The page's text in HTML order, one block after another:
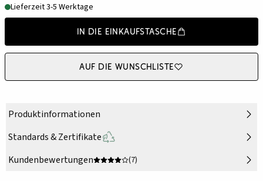
Lieferzeit 3-5 Werktage
In die Einkaufstasche
Auf die Wunschliste
Produktinformationen
Standards & Zertifikate
Kundenbewertungen
(7)